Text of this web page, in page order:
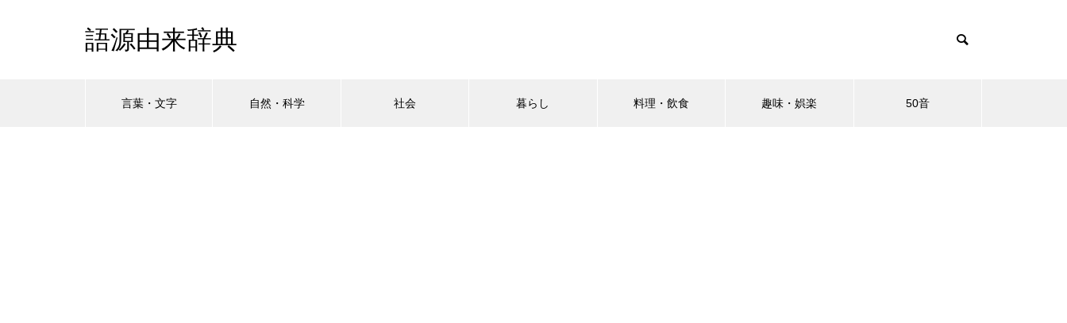
語源由来辞典
言葉・文字 自然・科学 社会 暮らし 料理・飲食 趣味・娯楽 50音